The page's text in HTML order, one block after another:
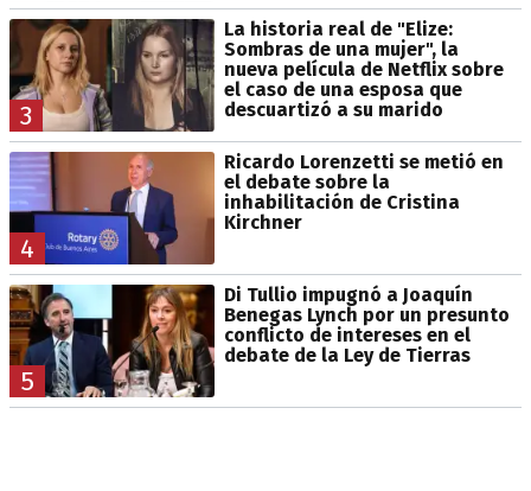
3
La historia real de "Elize:
Sombras de una mujer", la
nueva película de Netflix sobre
el caso de una esposa que
descuartizó a su marido
4
Ricardo Lorenzetti se metió en
el debate sobre la
inhabilitación de Cristina
Kirchner
5
Di Tullio impugnó a Joaquín
Benegas Lynch por un presunto
conflicto de intereses en el
debate de la Ley de Tierras